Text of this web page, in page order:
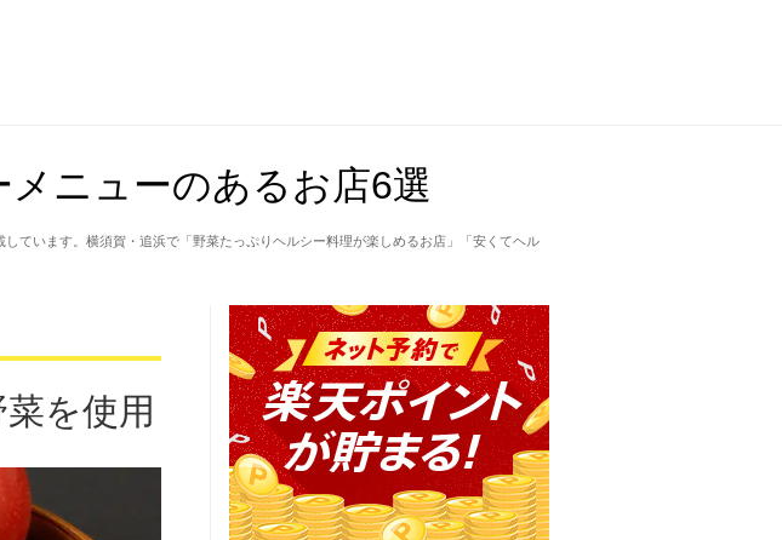
ニューのあるお店6選
ています。横須賀・追浜で「野菜たっぷりヘルシー料理が楽しめるお店」「安くてヘル
を使用